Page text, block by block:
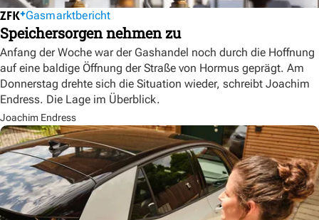
Gasmarktbericht
Speichersorgen nehmen zu
Anfang der Woche war der Gashandel noch durch die Hoffnung
auf eine baldige Öffnung der Straße von Hormus geprägt. Am
Donnerstag drehte sich die Situation wieder, schreibt Joachim
Endress. Die Lage im Überblick.
Joachim Endress